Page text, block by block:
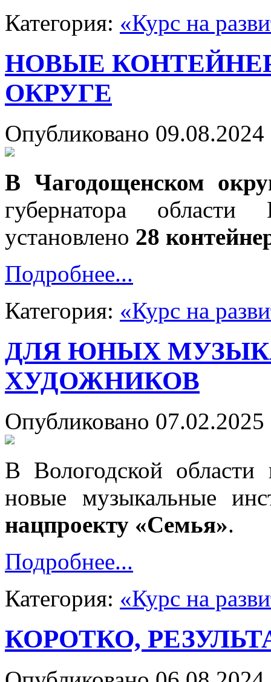
Категория: «Курс на
НОВЫЕ
ОКРУГЕ
Опубликовано
В Чагодощенском
губернатора
установлено 28
Подробнее...
Категория: «Курс на
ДЛЯ ЮНЫХ
ХУДОЖНИКОВ
Опубликовано
В Вологодской области
новые музыкальные
нацпроекту «Семья».
Подробнее...
Категория: «Курс на
КОРОТКО,